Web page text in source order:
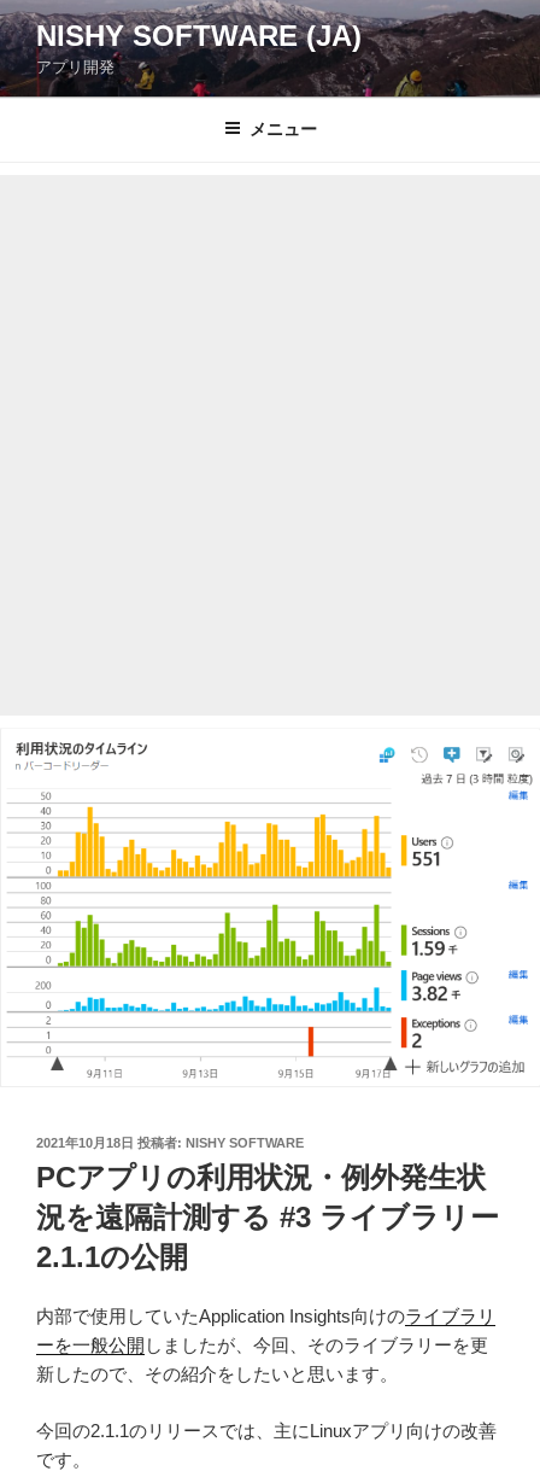
コ
ン
テ
ン
NISHY SOFTWARE (JA)
アプリ開発
メニュー
投
稿
日:
2021年10月18日 投稿者: NISHY SOFTWARE
PCアプリの利用状況・例外発生状
況を遠隔計測する #3 ライブラリー
2.1.1の公開
内部で使用していたApplication Insights向けのライブラリ
ーを一般公開 しましたが、今回、そのライブラリーを更
新したので、その紹介をしたいと思います。
今回の2.1.1のリリースでは、主にLinuxアプリ向けの改善
です。